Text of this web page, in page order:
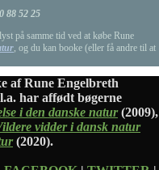
88 52 25
på samme tid ved at købe Rune
, og du kan booke (eller få andre til at
af Rune Engelbreth
har affødt bøgerne
i den danske natur(2009),
vidder i dansk natur
(2020).